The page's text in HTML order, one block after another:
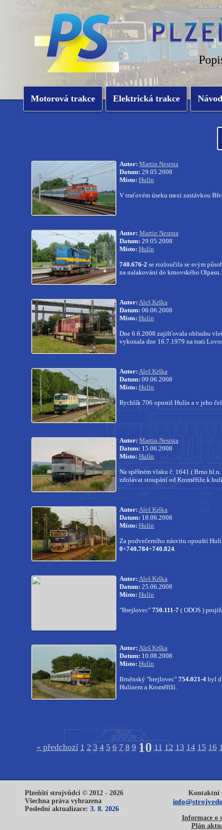
Motorová trakce Elektrická trakce
Autor: Martin Nesrsta
Datum: 29.05.2008
Místo: Hulín
V traťovém úseku mezi zastávkou
Autor: Martin Nesrsta
Datum: 29.05.2008
Místo: Hulín
740.676-2 se rozloučila se svým
na nalakování do krnovského Olpasu.
Autor: Aleš Krška
Datum: 06.06.2008
Místo: Hulín
Dne 6.6.2008 zajišťovala oblsuhu
vykonala dne 16.7.1979 na trati
Autor: Aleš Krška
Datum: 09.06.2008
Místo: Hulín
Rychlík 706 opustil Hulín a v jeho
Autor: Martin Nesrsta
Datum: 15.06.2008
Místo: Hulín
Na spěšném vlaku č. 1641 ( Brno
zdolávat stoupání od Kroměříže k
Autor: Aleš Krška
Datum: 18.06.2008
Místo: Hulín
Za podvečerního násvitu opouští
0+740.784+740.824.
Autor: Aleš Krška
Datum: 25.06.2008
Místo: Hulín
"Brejlovec" 750.111-7 ( ODOS )
Autor: Aleš Krška
Datum: 10.08.2008
Místo: Hulín
Brněnský "brejlovec" 754.021-4 byl
Hulínem a Kroměříží.
« předchozí 1 2 3 4 5 6 7 8 9 10 11 12 13 14 15 16
Plzeňští strojvůdci © 2012 - 2026
Všechna práva vyhrazena
Poslední aktualizace: 3. 8. 2026
Kontaktní
Informace o
Plán